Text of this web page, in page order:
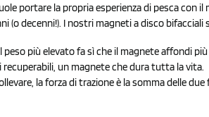
portare la propria esperienza di pesca con
(o decenni!). I nostri magneti a disco
peso più elevato fa sì che il magnete affondi
un magnete che dura tutta la vita.
la forza di trazione è la somma delle